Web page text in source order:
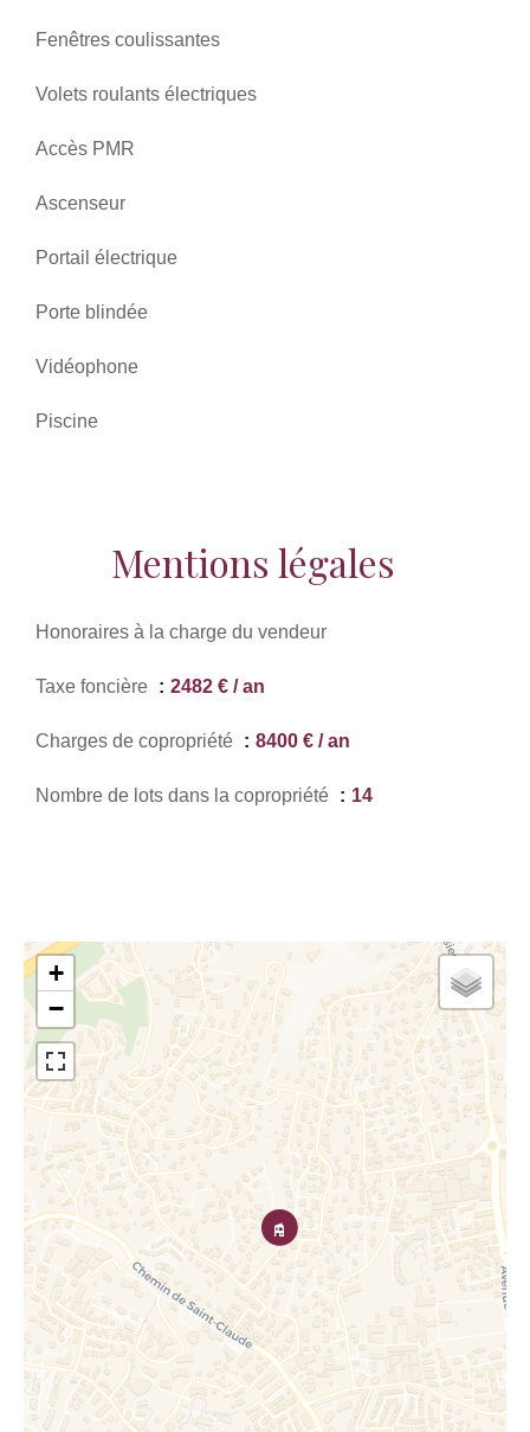
Fenêtres coulissantes
Volets roulants électriques
Accès PMR
Ascenseur
Portail électrique
Porte blindée
Vidéophone
Piscine
Mentions légales
Honoraires à la charge du vendeur
Taxe foncière 2482 € / an
Charges de copropriété 8400 € / an
Nombre de lots dans la copropriété 14
+
−